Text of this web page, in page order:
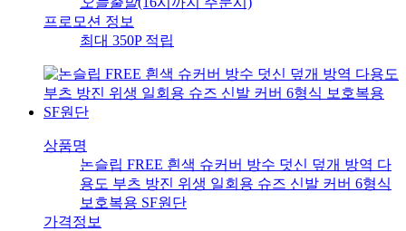
프로모션 정보
최대 350P 적립
상품명
논슬립 FREE 흰색 슈커버 방수 덧신 덮개 방역 다
용도 부츠 방진 위생 일회용 슈즈 신발 커버 6형식
보호복용 SF원단
가격정보